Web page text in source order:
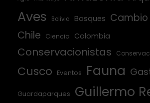
Aves Bolivia Bosques
Chile
Ciencia Colombia
Conservacionistas
Cusco Eventos Fauna
Guardaparques Guillermo